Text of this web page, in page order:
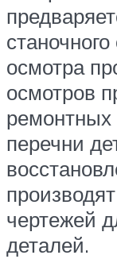
осмотра
осмотров
ремонтных
перечни
чертежей
деталей.